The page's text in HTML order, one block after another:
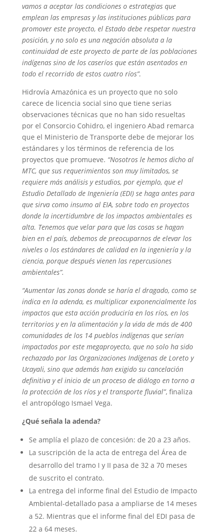
vamos a aceptar las condiciones o estrategias que
emplean las empresas y las instituciones públicas para
promover este proyecto, el Estado debe respetar nuestra
posición, y no solo es una negación absoluta a la
continuidad de este proyecto de parte de las poblaciones
indígenas sino de los caseríos que están asentados en
todo el recorrido de estos cuatro ríos”.
Hidrovía Amazónica es un proyecto que no solo
carece de licencia social sino que tiene serias
observaciones técnicas que no han sido resueltas
por el Consorcio Cohidro, el ingeniero Abad remarca
que el Ministerio de Transporte debe de mejorar los
estándares y los términos de referencia de los
proyectos que promueve. “Nosotros le hemos dicho al
MTC, que sus requerimientos son muy limitados, se
requiere más análisis y estudios, por ejemplo, que el
Estudio Detallado de Ingeniería (EDI) se haga antes para
que sirva como insumo al EIA, sobre todo en proyectos
donde la incertidumbre de los impactos ambientales es
alta. Tenemos que velar para que las cosas se hagan
bien en el país, debemos de preocuparnos de elevar los
niveles o los estándares de calidad en la ingeniería y la
ciencia, porque después vienen las repercusiones
ambientales”.
“Aumentar las zonas donde se haría el dragado, como se
indica en la adenda, es multiplicar exponencialmente los
impactos que esta acción produciría en los ríos, en los
territorios y en la alimentación y la vida de más de 400
comunidades de los 14 pueblos indígenas que serían
impactados por este megaproyecto, que no solo ha sido
rechazado por las Organizaciones Indígenas de Loreto y
Ucayali, sino que además han exigido su cancelación
definitiva y el inicio de un proceso de diálogo en torno a
la protección de los ríos y el transporte fluvial”, finaliza
el antropólogo Ismael Vega.
¿Qué señala la adenda?
Se amplía el plazo de concesión: de 20 a 23 años.
La suscripción de la acta de entrega del Área de
desarrollo del tramo I y II pasa de 32 a 70 meses
de suscrito el contrato.
La entrega del informe final del Estudio de Impacto
Ambiental-detallado pasa a ampliarse de 14 meses
a 52. Mientras que el informe final del EDI pasa de
22 a 64 meses.